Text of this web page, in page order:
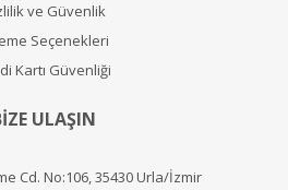
ve Güvenlik
Seçenekleri
Kartı Güvenliği
ULAŞIN
Cd. No:106, 35430 Urla/İzmir